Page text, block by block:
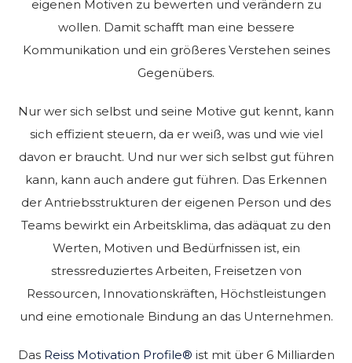
eigenen Motiven zu bewerten und verändern zu
wollen. Damit schafft man eine bessere
Kommunikation und ein größeres Verstehen seines
Gegenübers.
Nur wer sich selbst und seine Motive gut kennt, kann
sich effizient steuern, da er weiß, was und wie viel
davon er braucht. Und nur wer sich selbst gut führen
kann, kann auch andere gut führen. Das Erkennen
der Antriebsstrukturen der eigenen Person und des
Teams bewirkt ein Arbeitsklima, das adäquat zu den
Werten, Motiven und Bedürfnissen ist, ein
stressreduziertes Arbeiten, Freisetzen von
Ressourcen, Innovationskräften, Höchstleistungen
und eine emotionale Bindung an das Unternehmen.
Das Reiss Motivation Profile® ist mit über 6 Milliarden